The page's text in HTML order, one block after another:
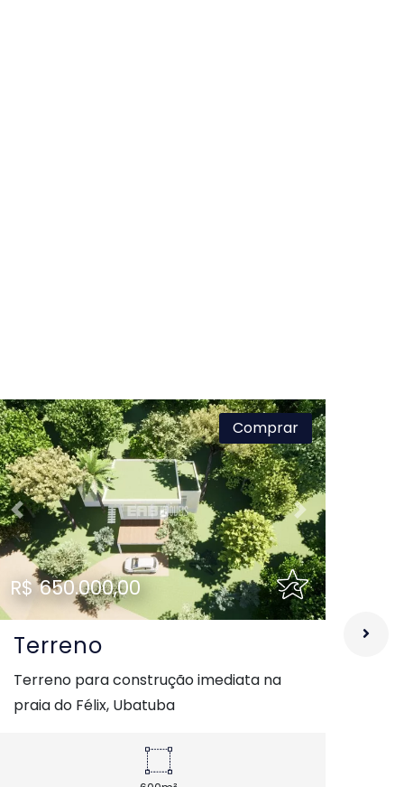
Previous Next
Comprar
R$ 650.000,00
Terreno
Terreno para construção imediata na
praia do Félix, Ubatuba